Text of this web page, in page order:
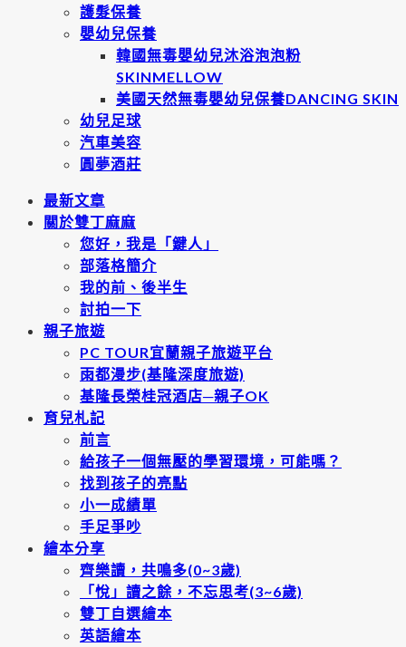
護髮保養
嬰幼兒保養
韓國無毒嬰幼兒沐浴泡泡粉
SKINMELLOW
美國天然無毒嬰幼兒保養DANCING SKIN
幼兒足球
汽車美容
圓夢酒莊
最新文章
關於雙丁麻麻
您好，我是「鍵人」
部落格簡介
我的前、後半生
討拍一下
親子旅遊
PC TOUR宜蘭親子旅遊平台
雨都漫步(基隆深度旅遊)
基隆長榮桂冠酒店─親子OK
育兒札記
前言
給孩子一個無壓的學習環境，可能嗎？
找到孩子的亮點
小一成績單
手足爭吵
繪本分享
齊樂讀，共鳴多(0~3歲)
「悅」讀之餘，不忘思考(3~6歲)
雙丁自選繪本
英語繪本